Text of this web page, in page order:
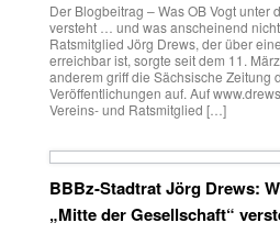
Der Blogbeitrag – Was OB Vogt unter
versteht … und was anscheinend
Ratsmitglied Jörg Drews, der über
erreichbar ist, sorgte seit dem 11.
anderem griff die Sächsische Zeitung
Veröffentlichungen auf. Auf
Vereins- und Ratsmitglied […]
BBBz-Stadtrat Jörg Drews:
„Mitte der Gesellschaft“